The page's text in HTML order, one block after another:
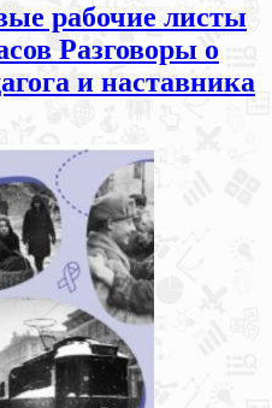
рабочие листы
Разговоры о
и наставника